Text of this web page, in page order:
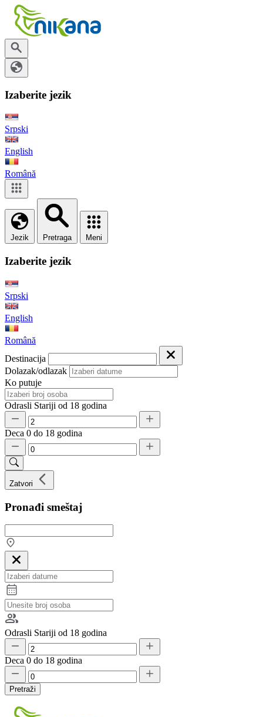
Izaberite jezik
Srpski
English
Română
Jezik Pretraga Meni
Izaberite jezik
Srpski
English
Română
Destinacija
Dolazak/odlazak
Ko putuje
Odrasli Stariji od 18 godina
Deca 0 do 18 godina
Zatvori
Pronađi smeštaj
Odrasli Stariji od 18 godina
Deca 0 do 18 godina
Pretraži